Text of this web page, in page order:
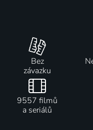
Bez
závazku
9557 filmů
a seriálů